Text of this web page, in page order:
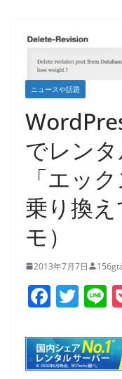
ニュースや話題
でレン
「エッ
乗り換
モ）
2013年7月7日
F
c
e
T
itt
er
e